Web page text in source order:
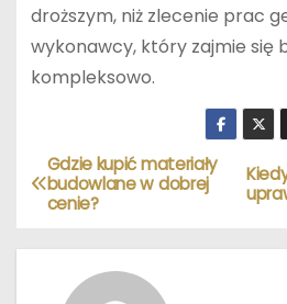
droższym, niż zlecenie prac
wykonawcy, który zajmie się
kompleksowo.
N
a
Gdzie kupić materiały
budowlane w dobrej
cenie?